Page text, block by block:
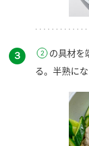
３
の具材を
る。半熟に